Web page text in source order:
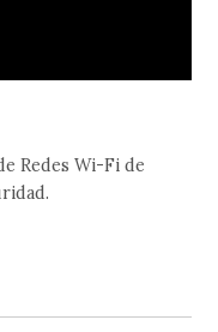
Redes Wi-Fi de